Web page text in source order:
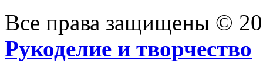
Все права защищены ©
Рукоделие и творчество